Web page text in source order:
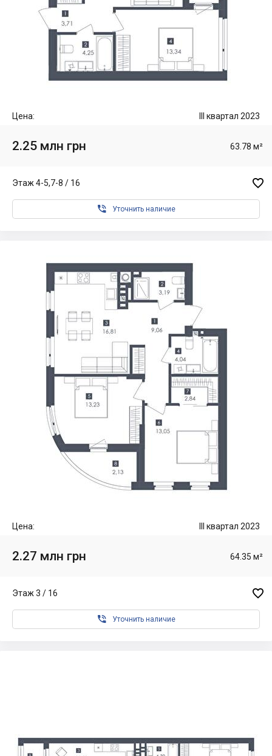
Цена: III квартал 2023
2.25 млн грн 63.78 м²
Этаж 4-5,7-8 / 16 
 Уточнить наличие
Цена: III квартал 2023
2.27 млн грн 64.35 м²
Этаж 3 / 16 
 Уточнить наличие